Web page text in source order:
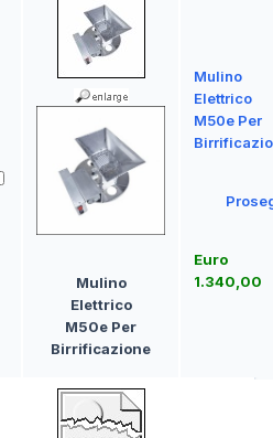
Mulino
Elettrico
M50e Per
Birrificazione
Mulino
Elettrico
M50e Per
Euro
1.340,00